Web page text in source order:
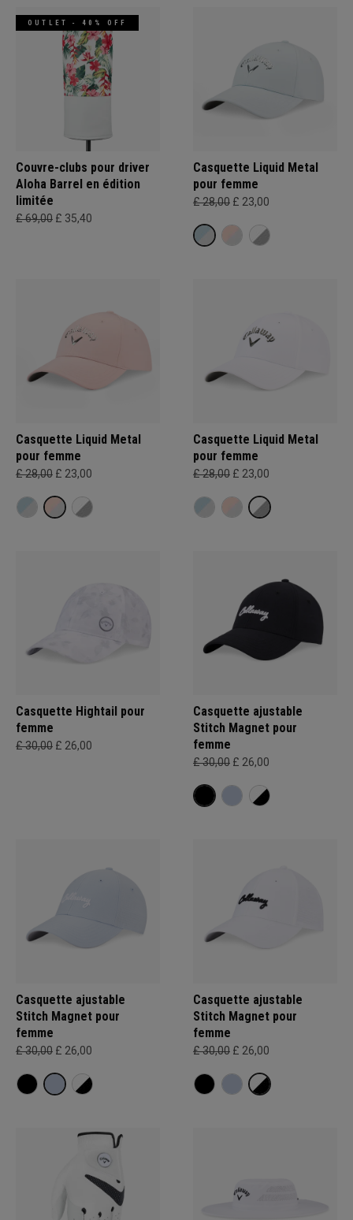
OUTLET - 40% OFF
Couvre-clubs pour driver
Aloha Barrel en édition
limitée
£ 69,00 £ 35,40
Casquette Liquid Metal
pour femme
£ 28,00 £ 23,00
Casquette Liquid Metal
pour femme
£ 28,00 £ 23,00
Casquette Liquid Metal
pour femme
£ 28,00 £ 23,00
Casquette Hightail pour
femme
£ 30,00 £ 26,00
Casquette ajustable
Stitch Magnet pour
femme
£ 30,00 £ 26,00
Casquette ajustable
Stitch Magnet pour
femme
£ 30,00 £ 26,00
Casquette ajustable
Stitch Magnet pour
femme
£ 30,00 £ 26,00